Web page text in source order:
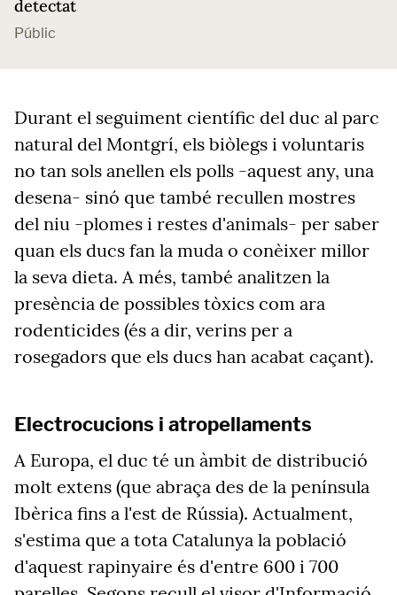
detectat
Públic
Durant el seguiment científic del duc al parc
natural del Montgrí, els biòlegs i voluntaris
no tan sols anellen els polls -aquest any, una
desena- sinó que també recullen mostres
del niu -plomes i restes d'animals- per saber
quan els ducs fan la muda o conèixer millor
la seva dieta. A més, també analitzen la
presència de possibles tòxics com ara
rodenticides (és a dir, verins per a
rosegadors que els ducs han acabat caçant).
Electrocucions i atropellaments
A Europa, el duc té un àmbit de distribució
molt extens (que abraça des de la península
Ibèrica fins a l'est de Rússia). Actualment,
s'estima que a tota Catalunya la població
d'aquest rapinyaire és d'entre 600 i 700